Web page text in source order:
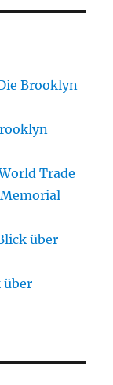
Brooklyn
Trade
über
über